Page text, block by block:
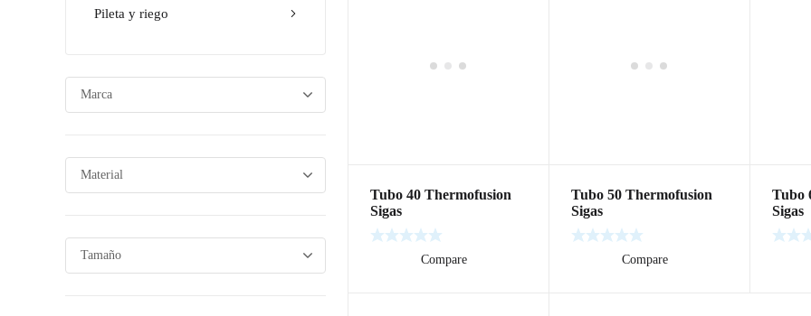
Pileta y riego
Tubo 40 Thermofusion
Sigas
Compare
Tubo 50 Thermofusion
Sigas
Compare
Tubo
Sigas